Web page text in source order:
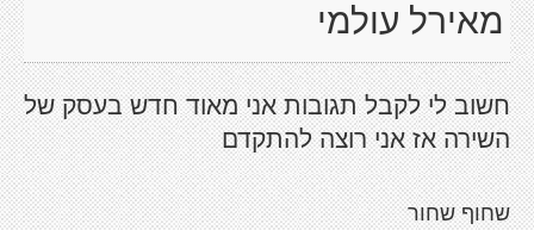
מאירל עולמי
חשוב לי לקבל תגובות אני מאוד חדש בעסק של
השירה אז אני רוצה להתקדם
שחוף שחור